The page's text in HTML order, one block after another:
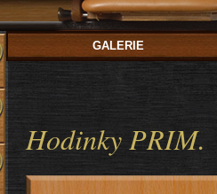
Hodinky PRIM.
GALERIE